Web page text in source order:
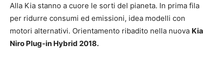
Alla Kia stanno a cuore le sorti del pianeta. In prima fila
per ridurre consumi ed emissioni, idea modelli con
motori alternativi. Orientamento ribadito nella nuova Kia
Niro Plug-in Hybrid 2018.